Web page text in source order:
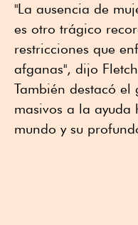
"La ausencia de
es otro trágico
restricciones que
afganas", dijo
También destacó el
masivos a la ayuda
mundo y su